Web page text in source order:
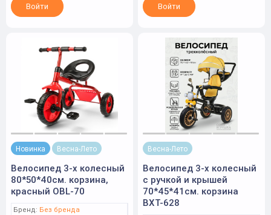
Войти Войти
Новинка Весна-Лето
Велосипед 3-х колесный
80*50*40см. корзина,
красный OBL-70
Бренд: Без бренда
Весна-Лето
Велосипед 3-х колесный
с ручкой и крышей
70*45*41см. корзина
BXT-628